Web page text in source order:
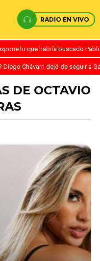
RADIO EN VIVO
lo que habría buscado
Diego Chávarri dejó de seguir a
DE OCTAVIO